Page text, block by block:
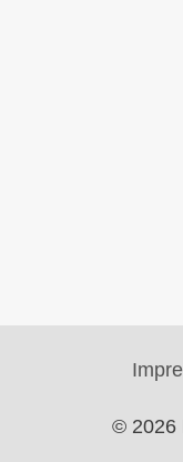
© 2026